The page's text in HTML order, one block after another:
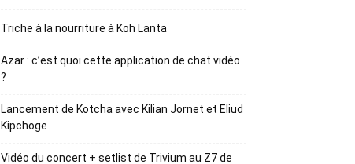
Triche à la nourriture à Koh Lanta
Azar : c’est quoi cette application de chat vidéo
?
Lancement de Kotcha avec Kilian Jornet et Eliud
Kipchoge
Vidéo du concert + setlist de Trivium au Z7 de